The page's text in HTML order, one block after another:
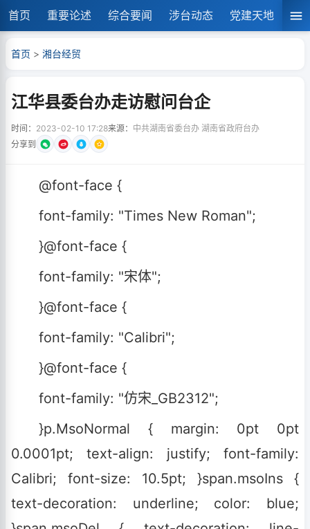
首页 重要论述 综合要闻 涉台动态 党建天地 湘
首页 > 湘台经贸
江华县委台办走访慰问台企
时间： 2023-02-10 17:28来源： 中共湖南省委台办 湖南省政府台办
分享到
@font-face {
font-family: "Times New Roman";
}@font-face {
font-family: "宋体";
}@font-face {
font-family: "Calibri";
}@font-face {
font-family: "仿宋_GB2312";
}p.MsoNormal { margin: 0pt 0pt
0.0001pt; text-align: justify; font-family:
Calibri; font-size: 10.5pt; }span.msoIns {
text-decoration: underline; color: blue;